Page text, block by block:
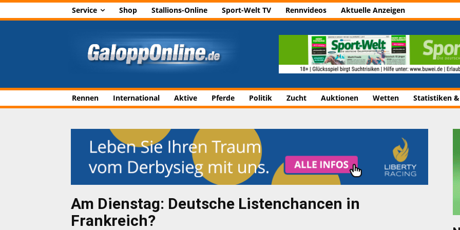
Service Shop Stallions-Online Sport-Welt TV Rennvideos Aktuelle Anzeigen
Rennen International Aktive Pferde Politik Zucht Auktionen Wetten Statistiken
Am Dienstag: Deutsche Listenchancen in
Frankreich?